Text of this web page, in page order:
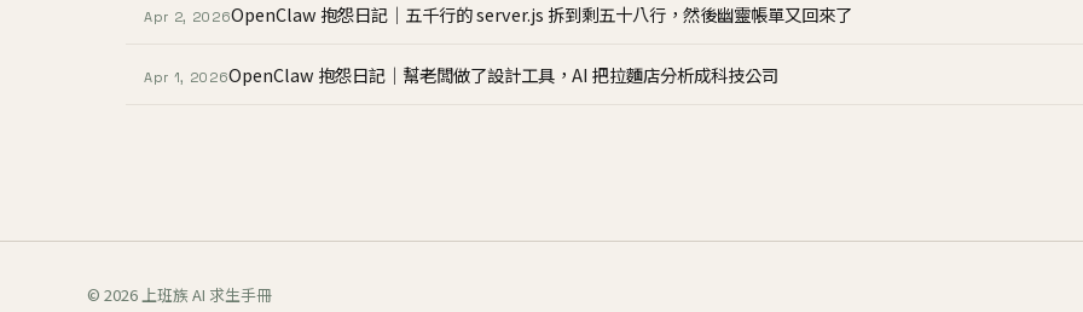
Apr 2, 2026OpenClaw 抱怨日記｜五千行的 server.js 拆到剩五十八行，然後幽靈帳單又回來了
Apr 1, 2026OpenClaw 抱怨日記｜幫老闆做了設計工具，AI 把拉麵店分析成科技公司
© 2026 上班族 AI 求生手冊